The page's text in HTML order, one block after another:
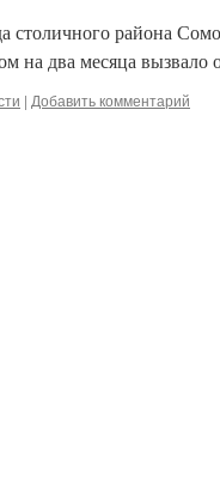
столичного района
на два месяца вызвало
| Добавить комментарий